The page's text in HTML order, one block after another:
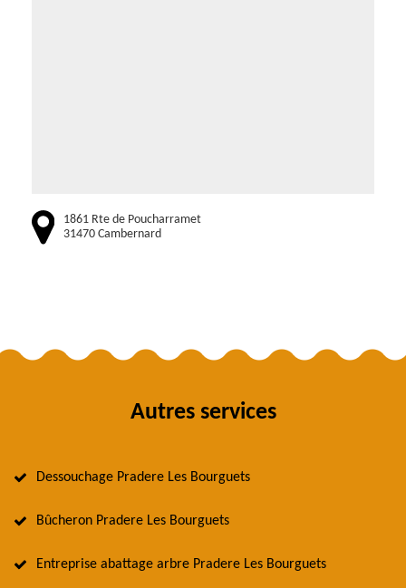
1861 Rte de Poucharramet
31470 Cambernard
Autres services
Dessouchage Pradere Les Bourguets
Bûcheron Pradere Les Bourguets
Entreprise abattage arbre Pradere Les Bourguets